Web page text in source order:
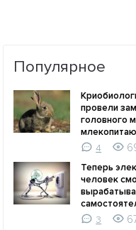
Популярное
провели
головного
4
Теперь
человек
3